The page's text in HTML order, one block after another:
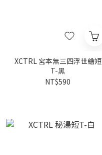
XCTRL 宮本無三四浮世繪短
T-黑
NT$590